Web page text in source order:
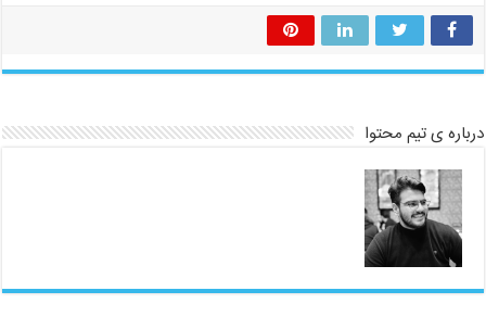
درباره ی تیم محتوا